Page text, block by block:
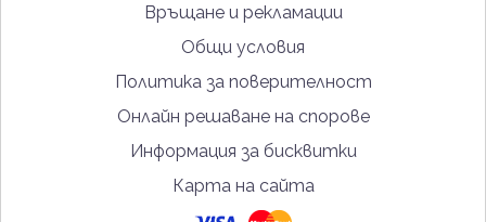
Връщане и рекламации
Общи условия
Политика за поверителност
Онлайн решаване на спорове
Информация за бисквитки
Карта на сайта